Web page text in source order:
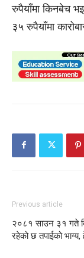
रुपैयाँमा किनबेच
३५ रुपैयाँमा
Previous article
२०८१ साउन ३१ गते
रहेको छ तपाईको भाग्य,